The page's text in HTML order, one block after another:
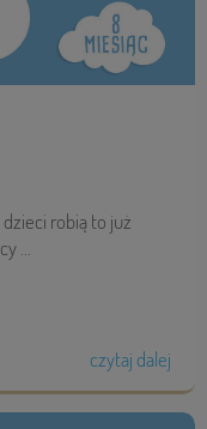
robią to już
...
czytaj dalej